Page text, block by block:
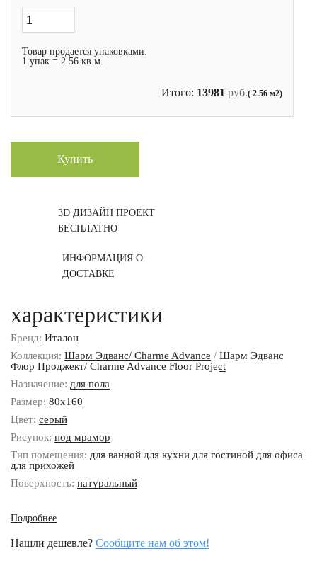
Товар продается упаковками:
1 упак = 2.56 кв.м.
Итого: 13981 руб.( 2.56 м2)
Купить
3D ДИЗАЙН ПРОЕКТ
БЕСПЛАТНО
ИНФОРМАЦИЯ О
ДОСТАВКЕ
характеристики
Бренд: Италон
Коллекция: Шарм Эдванс/ Charme Advance / Шарм Эдванс
Флор Проджект/ Charme Advance Floor Project
Назначение: для пола
Размер: 80x160
Цвет: серый
Рисунок: под мрамор
Тип помещения: для ванной для кухни для гостиной для офиса
для прихожей
Поверхность: натуральный
Подробнее
Нашли дешевле? Сообщите нам об этом!